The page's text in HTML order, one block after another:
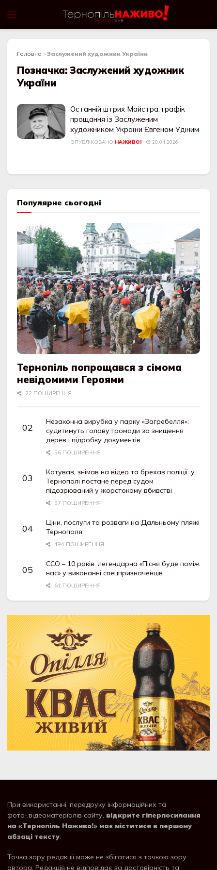
Головна » Заслужений художник України
Позначка: Заслужений художник
України
Останній штрих Майстра: графік
прощання із Заслуженим
художником України Євгеном Удіним
ОПУБЛІКОВАНО НАЖИВО! 20.04.2026
Популярне сьогодні
Тернопіль попрощався з сімома
невідомими Героями
22 ПОШИРЕННЯ
Незаконна вирубка у парку «Загребелля»:
судитимуть голову громади за знищення
дерев і підробку документів
56 ПОШИРЕННЯ
Катував, знімав на відео та брехав поліції: у
Тернополі постане перед судом
підозрюваний у жорстокому вбивстві
57 ПОШИРЕННЯ
Ціни, послуги та розваги на Дальньому пляжі
Тернополя
494 ПОШИРЕННЯ
ССО – 10 років: легендарна «Пісня буде поміж
нас» у виконанні спецпризначенців
61 ПОШИРЕННЯ
При використанні, передруку інформаційних та
фото-,відеоматеріалів сайту, відкрите гіперпосилання
на «Тернопіль Наживо!» має міститися в першому
абзаці тексту.
Точка зору редакції може не збігатися з точкою зору
автора. Редакція не відповідає за достовірність та